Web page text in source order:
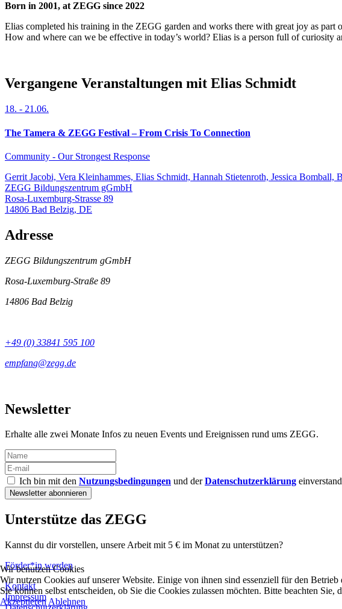
Born in 2001, at ZEGG since 2022
Elias completed his training in the ZEGG garden and works there with great joy as
How and where can we be effective in today’s world? Elias is a person full of curiosity
Vergangene Veranstaltungen mit Elias Schmidt
18. - 21.06.
The Tamera & ZEGG Festival – From Crisis To Connection
Community - Our Strongest Response
Gerrit Jacobi, Vera Kleinhammes, Elias Schmidt, Hannah Stietenroth, Jessica Bomball,
ZEGG Bildungszentrum gGmbH
Rosa-Luxemburg-Strasse 89
14806 Bad Belzig, DE
Adresse
ZEGG Bildungszentrum gGmbH
Rosa-Luxemburg-Straße 89
14806 Bad Belzig
+49 (0) 33841 595 100
Newsletter
Erhalte alle zwei Monate Infos zu neuen Events und Ereignissen rund ums ZEGG.
Ich bin mit den Nutzungsbedingungen und derDatenschutzerklärung
Unterstütze das ZEGG
Kannst du dir vorstellen, unsere Arbeit mit 5 € im Monat zu unterstützen?
Förder*in werden
Kontakt
Impressum
Wir benutzen Cookies
Wir nutzen Cookies auf unserer Website. Einige von ihnen sind essenziell für den
Sie können selbst entscheiden, ob Sie die Cookies zulassen möchten. Bitte beachten
Akzeptieren Ablehnen